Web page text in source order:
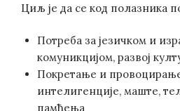
Циљ је да се код полазника
Потреба за језичком и
комуникцијом, развој
Покретање и
интелигенције, маште,
памћења